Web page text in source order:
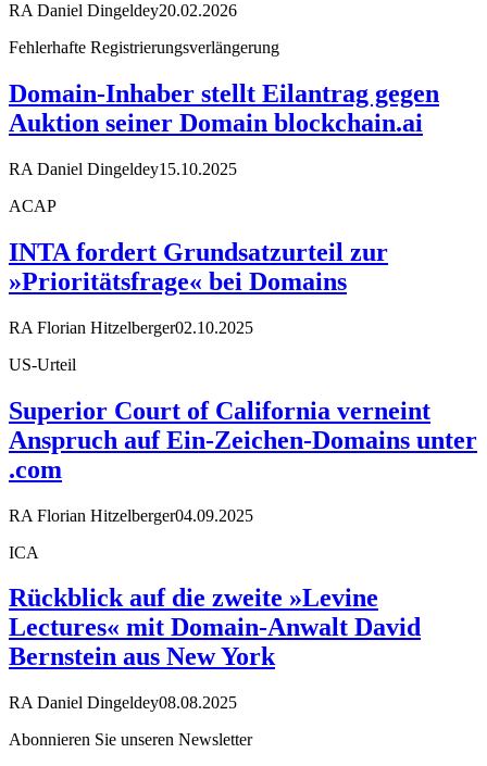
RA Daniel Dingeldey20.02.2026
Fehlerhafte Registrierungsverlängerung
Domain-Inhaber stellt Eilantrag gegen
Auktion seiner Domain blockchain.ai
RA Daniel Dingeldey15.10.2025
ACAP
INTA fordert Grundsatzurteil zur
»Prioritätsfrage« bei Domains
RA Florian Hitzelberger02.10.2025
US-Urteil
Superior Court of California verneint
Anspruch auf Ein-Zeichen-Domains unter
.com
RA Florian Hitzelberger04.09.2025
ICA
Rückblick auf die zweite »Levine
Lectures« mit Domain-Anwalt David
Bernstein aus New York
RA Daniel Dingeldey08.08.2025
Abonnieren Sie unseren Newsletter